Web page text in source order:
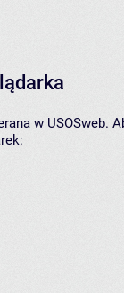
w USOSweb.